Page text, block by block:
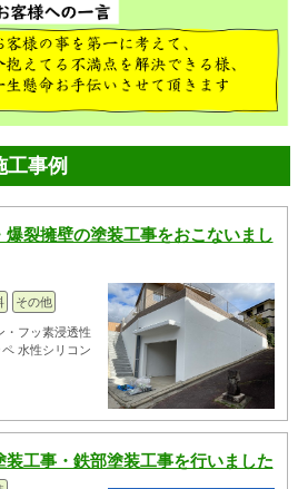
工事例
裂擁壁の塗装工事をおこないまし
その他
・フッ素浸透性
水性シリコン
工事・鉄部塗装工事を行いました